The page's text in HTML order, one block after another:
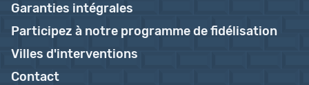
Garanties intégrales
Participez à notre programme de fidélisation
Villes d'interventions
Contact